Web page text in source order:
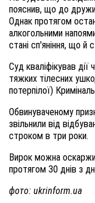
пояснив, що до
Однак протягом
алкогольними
стані сп'яніння, що й
Суд кваліфікував
тяжких тілесних
потерпілої)
Обвинуваченому
звільнили від
строком в три роки.
Вирок можна
протягом 30 днів з
фото: ukrinform.ua